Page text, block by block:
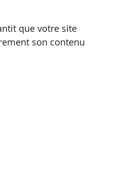
que votre site
son contenu